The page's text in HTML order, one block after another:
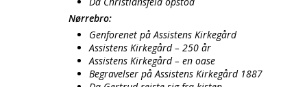
Nørrebro:
Genforenet på Assistens Kirkegård
Assistens Kirkegård – 250 år
Assistens Kirkegård – en oase
Begravelser på Assistens Kirkegård 1887